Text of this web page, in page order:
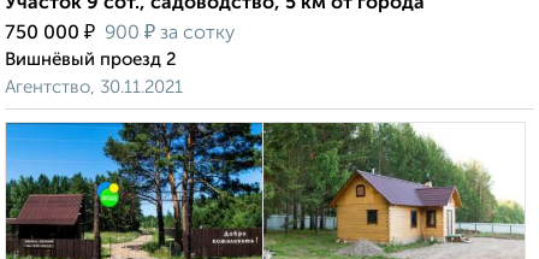
Участок 9 сот., садоводство, 5 км от города
750 000 ₽ 900 ₽ за сотку
Вишнёвый проезд 2
Агентство, 30.11.2021